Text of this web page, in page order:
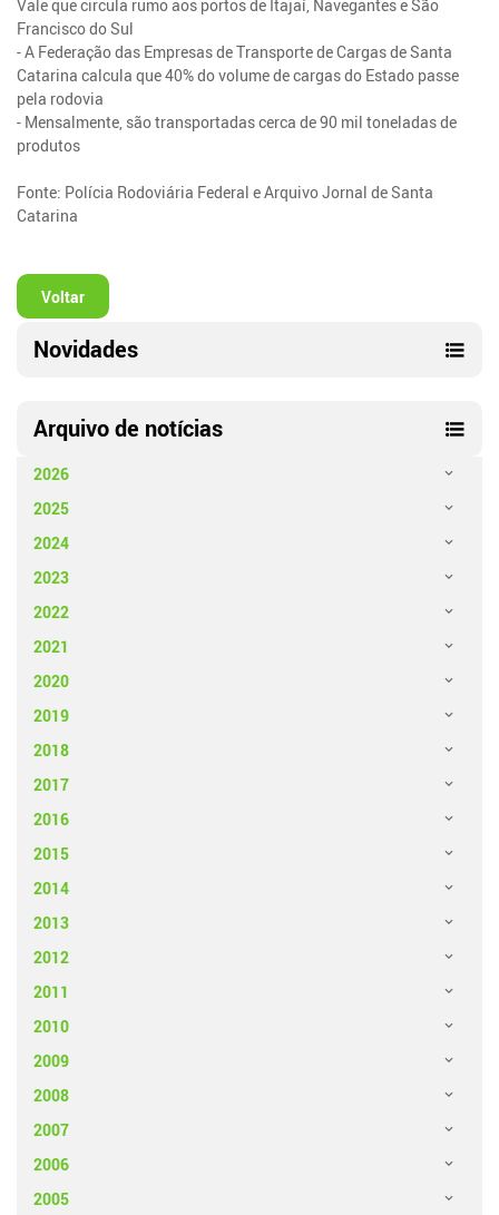
Vale que circula rumo aos portos de Itajaí, Navegantes e São
Francisco do Sul
- A Federação das Empresas de Transporte de Cargas de Santa
Catarina calcula que 40% do volume de cargas do Estado passe
pela rodovia
- Mensalmente, são transportadas cerca de 90 mil toneladas de
produtos
Fonte: Polícia Rodoviária Federal e Arquivo Jornal de Santa
Catarina
Voltar
Novidades
Arquivo de notícias
2026
2025
2024
2023
2022
2021
2020
2019
2018
2017
2016
2015
2014
2013
2012
2011
2010
2009
2008
2007
2006
2005